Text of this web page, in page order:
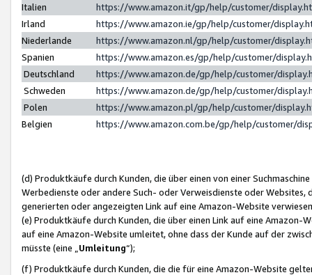
Italien
https://www.amazon.it/gp/help/customer/
Irland
https://www.amazon.ie/gp/help/customer/
Niederlande
https://www.amazon.nl/gp/help/customer/
Spanien
https://www.amazon.es/gp/help/customer/
Deutschland
https://www.amazon.de/gp/help/customer/
Schweden
https://www.amazon.de/gp/help/customer/
Polen
https://www.amazon.pl/gp/help/customer/
Belgien
https://www.amazon.com.be/gp/help/customer/
(d) Produktkäufe durch Kunden, die über einen von einer
Werbedienste oder andere Such- oder Verweisdienste oder Websites,
generierten oder angezeigten Link auf eine Amazon-Website
(e) Produktkäufe durch Kunden, die über einen Link auf eine
auf eine Amazon-Website umleitet, ohne dass der Kunde auf der
müsste (eine „ Umleitung“);
(f) Produktkäufe durch Kunden, die die für eine Amazon-Website